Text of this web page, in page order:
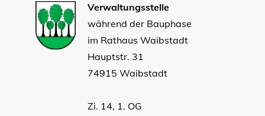
Verwaltungsstelle
während der Bauphase
im Rathaus Waibstadt
Hauptstr. 31
74915 Waibstadt
Zi. 14, 1. OG